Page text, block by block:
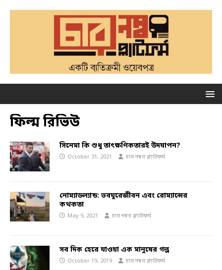
ফিল্ম রিভিউ
সিনেমা কি শুধু তাৎক্ষণিকতারই উদযাপন?
October 31, 2021 চার নম্বর প্ল্যাটফর্ম
নোম্যাডল্যান্ড: ভবঘুরেজীবন এবং রোম্যান্সের
কথকতা
May 9, 2021 চার নম্বর প্ল্যাটফর্ম
সব দিক হেরে যাওয়া এক মানুষের গল্প
October 19, 2019 চার নম্বর প্ল্যাটফর্ম